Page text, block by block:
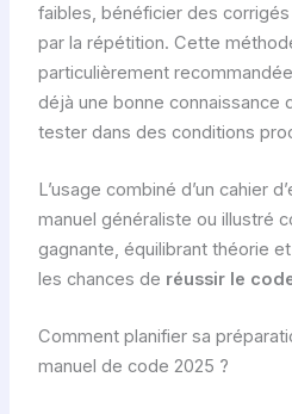
faibles, bénéficier des
par la répétition. Cette
particulièrement
déjà une bonne connaissance
tester dans des conditions
L’usage combiné d’un cahier
manuel généraliste ou illustré
gagnante, équilibrant théorie
les chances de réussir le
Comment planifier sa
manuel de code 2025 ?